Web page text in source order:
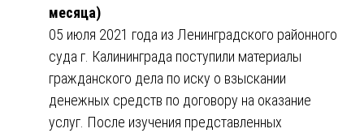
месяца)
05 июля 2021 года из Ленинградского районного
суда г. Калининграда поступили материалы
гражданского дела по иску о взыскании
денежных средств по договору на оказание
услуг. После изучения представленных